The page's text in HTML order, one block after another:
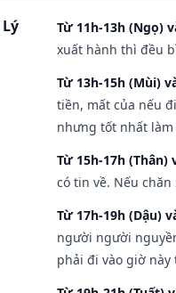
Từ 11h-13h (Ngọ)
xuất hành thì đều
Từ 13h-15h (Mùi)
tiền, mất của nếu
nhưng tốt nhất làm
Từ 15h-17h (Thân)
có tin về. Nếu
Từ 17h-19h (Dậu)
người người
phải đi vào giờ